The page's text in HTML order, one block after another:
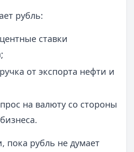
рубль:
ставки
от экспорта нефти и
на валюту со стороны
рубль не думает